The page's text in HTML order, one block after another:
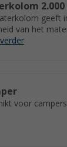
2.000
geeft
van het
voor